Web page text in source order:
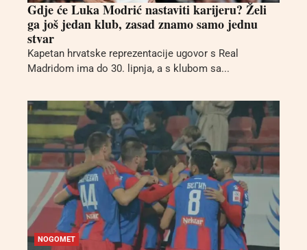
Gdje će Luka Modrić nastaviti karijeru? Želi
ga još jedan klub, zasad znamo samo jednu
stvar
Kapetan hrvatske reprezentacije ugovor s Real
Madridom ima do 30. lipnja, a s klubom sa...
NOGOMET